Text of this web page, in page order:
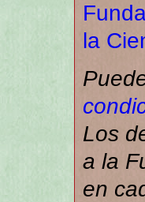
la
Los
a la
en